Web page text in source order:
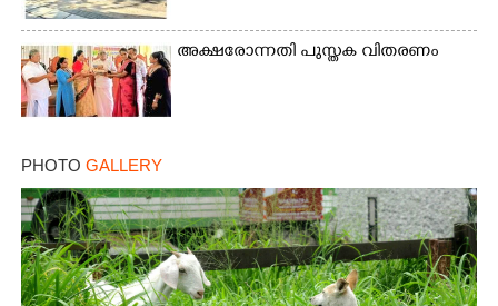
അക്ഷരോന്നതി പുസ്തക വിതരണം
PHOTO GALLERY